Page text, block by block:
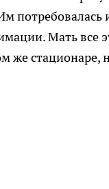
потребовалась
Мать все
же стационаре,